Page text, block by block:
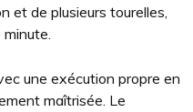
et de plusieurs tourelles,
une exécution propre en
maîtrisée. Le